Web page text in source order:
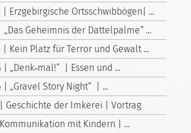
| Erzgebirgische Ortsschwibbögen| ...
„Das Geheimnis der Dattelpalme“ ...
| Kein Platz für Terror und Gewalt ...
„Denk‑mal!“ | Essen und ...
| „Gravel Story Night“ | ...
Geschichte der Imkerei | Vortrag
mit Kindern | ...